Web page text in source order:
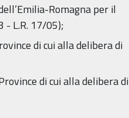
Romagna per il
- L.R. 17/05);
di cui alla delibera di
di cui alla delibera di